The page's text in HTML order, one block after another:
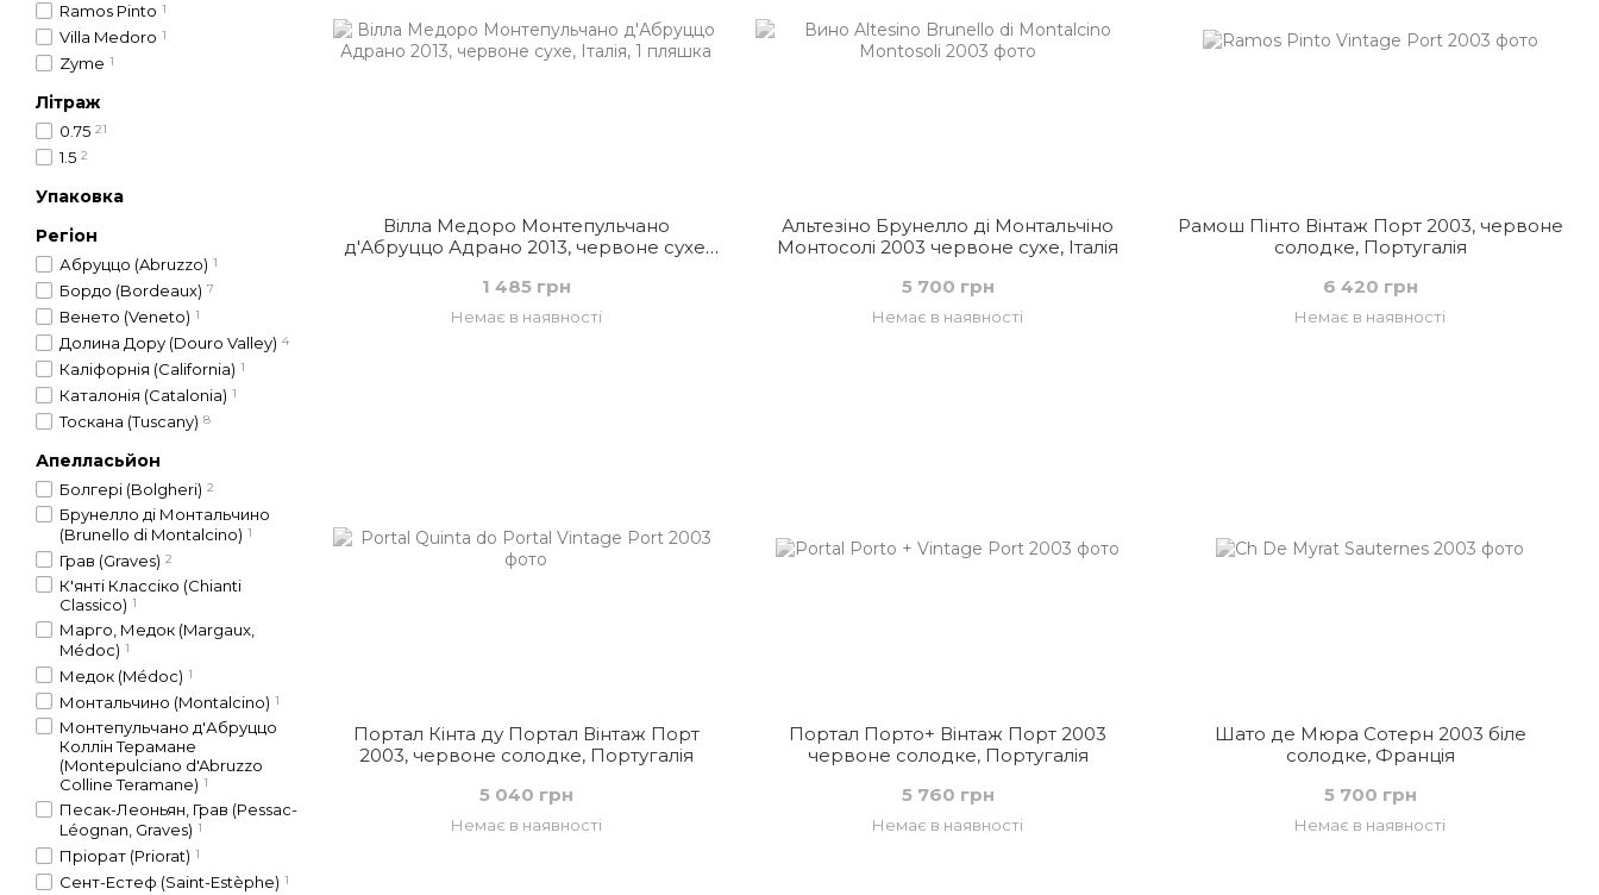
Вілла Медоро Монтепульчано
д'Абруццо Адрано 2013, червоне сухе,
1 485 грн
Немає в наявності
Альтезіно Брунелло ді Монтальчіно
Монтосолі 2003 червоне сухе, Італія
5 700 грн
Немає в наявності
Рамош Пінто Вінтаж Порт 2003, червоне
солодке, Португалія
6 420 грн
Немає в наявності
Портал Кінта ду Портал Вінтаж Порт
2003, червоне солодке, Португалія
5 040 грн
Немає в наявності
Портал Порто+ Вінтаж Порт 2003
червоне солодке, Португалія
5 760 грн
Немає в наявності
Шато де Мюра Сотерн 2003 біле
солодке, Франція
5 700 грн
Немає в наявності
Ramos Pinto 1
Villa Medoro 1
Zyme 1
Літраж
0.75 21
1.5 2
Упаковка
Регіон
Абруццо (Abruzzo) 1
Бордо (Bordeaux) 7
Венето (Veneto) 1
Долина Дору (Douro Valley) 4
Каліфорнія (California) 1
Каталонія (Catalonia) 1
Тоскана (Tuscany) 8
Апелласьйон
Болгері (Bolgheri) 2
Брунелло ді Монтальчино
(Brunello di Montalcino) 1
Грав (Graves) 2
К'янті Классіко (Chianti
Classico) 1
Марго, Медок (Margaux,
Médoc) 1
Медок (Médoc) 1
Монтальчино (Montalcino) 1
Монтепульчано д'Абруццо
Коллін Терамане
(Montepulciano d'Abruzzo
Colline Teramane) 1
Песак-Леоньян, Грав (Pessac-
Léognan, Graves) 1
Пріорат (Priorat) 1
Сент-Естеф (Saint-Estèphe) 1